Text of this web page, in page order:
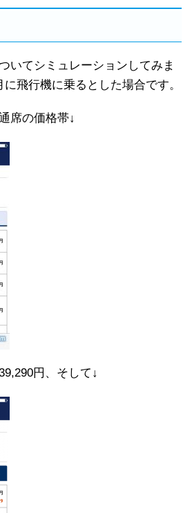
いてシミュレーションしてみま
飛行機に乗るとした場合です。
席の価格帯↓
円、そして↓